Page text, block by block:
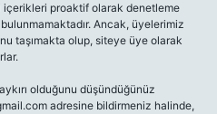
proaktif olarak denetleme
Ancak, üyelerimiz
taşımakta olup, siteye üye olarak
olduğunu düşündüğünüz
adresine bildirmeniz halinde,